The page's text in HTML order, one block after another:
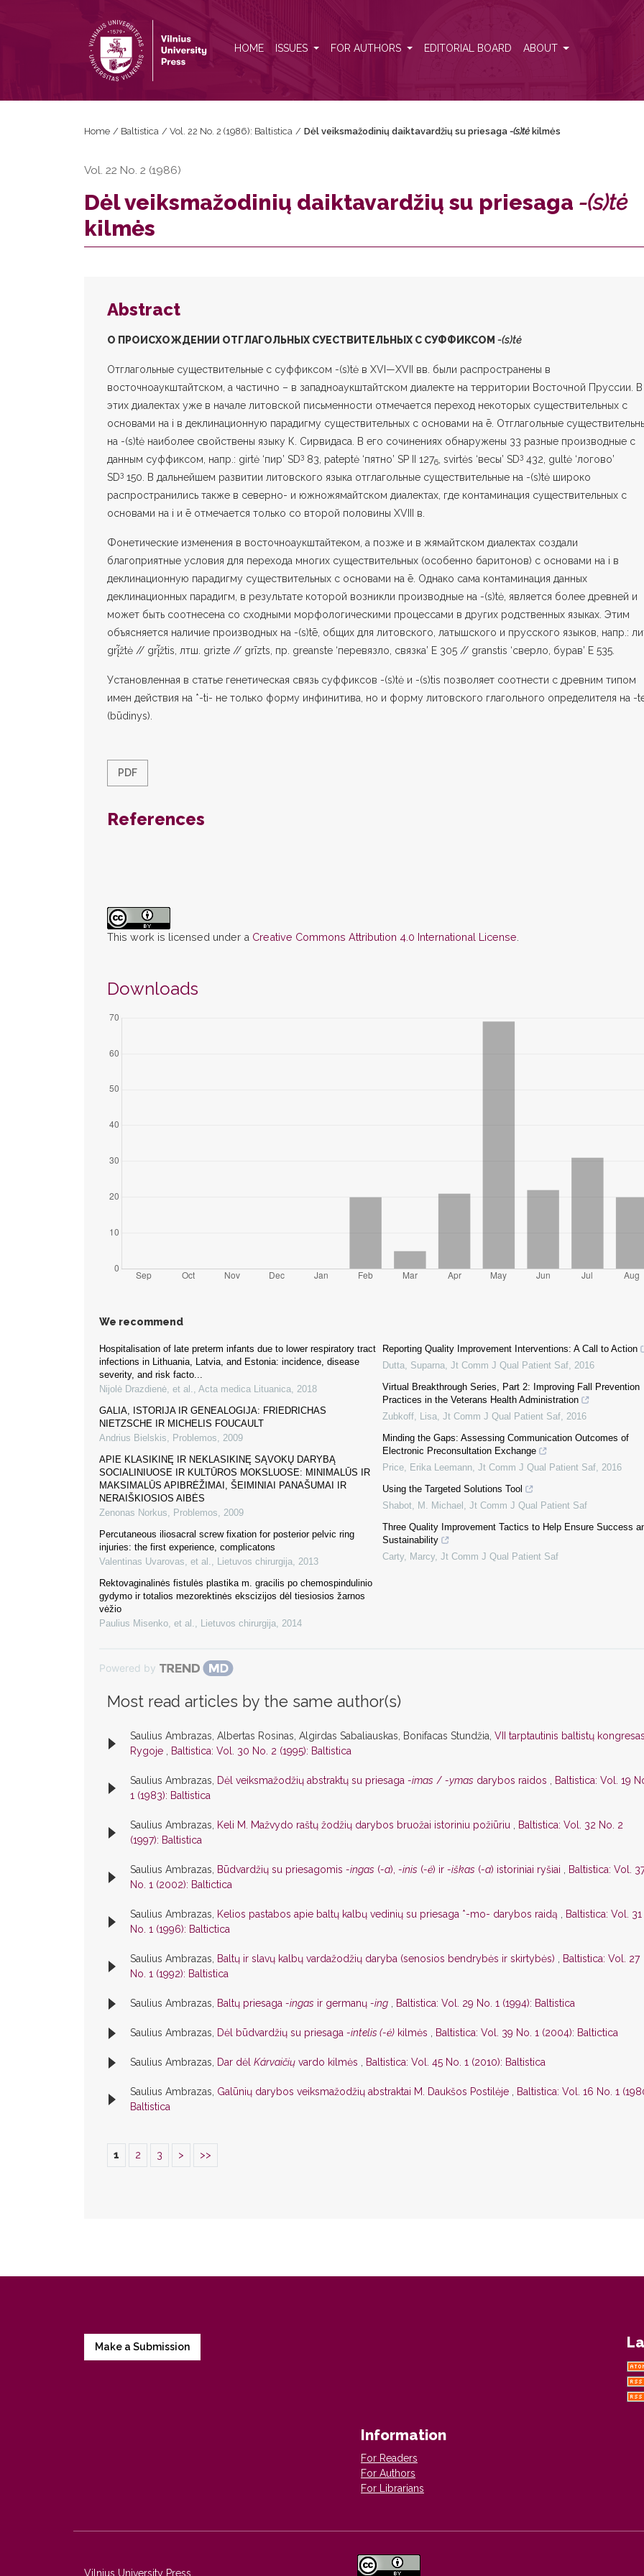
HOME ISSUES FOR AUTHORS EDITORIAL BOARD ABOUT
Home / Baltistica / Vol. 22 No. 2 (1986): Baltistica / Dėl veiksmažodinių daiktavardžių su priesaga -(s)tėkilmės
Vol. 22 No. 2 (1986)
Dėl veiksmažodinių daiktavardžių su priesaga -(s)tė
kilmės
Abstract
О ПРОИСХОЖДЕНИИ ОТГЛАГОЛЬНЫХ СУЕСТВИТЕЛЬНЫХ С СУФФИКСОМ -(s)tė
Отглагольные существительные с суффиксом -(s)tė в XVI—XVII вв. были распростра­нены в
восточноаукштайтском, а частично – в западноаукштайтском диалекте на террито­рии Восточной Пруссии. В
этих диалектах уже в начале литовской письменности отмеча­ется переход некоторых существительных с
основами на i в деклинационную парадигму существительных с основами на ē. Отглагольные
на -(s)tė наиболее свойствены языку К. Сирвидаса. В его сочинениях обнаружены 33 разные производ­ные с
данным суффиксом, напр.: girtė ‘пир’ SD3 83, pateptė ‘пятно’ SP II 1276, svirtės ‘весы’ SD3 432, gultė ‘логово’
SD3 150. В дальнейшем развитии литовского языка отглаголь­ные существительные на -(s)tė широко
распространились также в северно- и южножямайтском диалектах, где контаминация существительных с
основами на i и ē отмечается только со второй половины XVIII в.
Фонетические изменения в восточноаукштайтеком, а позже и в жямайтском диалектах создали
благоприятные условия для перехода многих существительных (особенно баритонов) с основами на i в
деклинационную парадигму существительных с основами на ē. Однако сама контаминация данных
деклинационных парадигм, в результате которой воз­никли производные на -(s)tė, является более древней и
может быть соотнесена со сходны­ми морфологическими процессами в других родственных языках. Этим
объясняется нали­чие производных на -(s)tē, общих для литовского, латышского и прусского языков, напр.:
grį̃žtė // grį̃žtis, лтш. grìzte // grīzts, пр. greanste ‘перевязло, связка’ E 305 // granstis ‘сверло, бурав’ E 535.
Установленная в статье генетическая связь суффиксов -(s)tė и -(s)tis позволяет соотнести с древним типом
имен действия на *-ti- не только форму инфинитива, но и форму литовско­го глагольного определителя на -
(būdinys).
PDF
References
This work is licensed under a Creative Commons Attribution 4.0 International License
Downloads
We recommend
Hospitalisation of late preterm infants due to lower respiratory tract
infections in Lithuania, Latvia, and Estonia: incidence, disease
severity, and risk facto...
Nijolė Drazdienė, et al., Acta medica Lituanica, 2018
GALIA, ISTORIJA IR GENEALOGIJA: FRIEDRICHAS
NIETZSCHE IR MICHELIS FOUCAULT
Andrius Bielskis, Problemos, 2009
APIE KLASIKINĘ IR NEKLASIKINĘ SĄVOKŲ DARYBĄ
SOCIALINIUOSE IR KULTŪROS MOKSLUOSE: MINIMALŪS IR
MAKSIMALŪS APIBRĖŽIMAI, ŠEIMINIAI PANAŠUMAI IR
NERAIŠKIOSIOS AIBĖS
Zenonas Norkus, Problemos, 2009
Percutaneous iliosacral screw fixation for posterior pelvic ring
injuries: the first experience, complicatons
Valentinas Uvarovas, et al., Lietuvos chirurgija, 2013
Rektovaginalinės fistulės plastika m. gracilis po chemospindulinio
gydymo ir totalios mezorektinės ekscizijos dėl tiesiosios žarnos
vėžio
Paulius Misenko, et al., Lietuvos chirurgija, 2014
Reporting Quality Improvement Interventions: A Call to Action
Dutta, Suparna, Jt Comm J Qual Patient Saf, 2016
Virtual Breakthrough Series, Part 2: Improving Fall Prevention
Practices in the Veterans Health Administration
Zubkoff, Lisa, Jt Comm J Qual Patient Saf, 2016
Minding the Gaps: Assessing Communication Outcomes of
Electronic Preconsultation Exchange
Price, Erika Leemann, Jt Comm J Qual Patient Saf, 2016
Using the Targeted Solutions Tool
Shabot, M. Michael , Jt Comm J Qual Patient Saf
Three Quality Improvement Tactics to Help Ensure Success
Sustainability
Carty, Marcy, Jt Comm J Qual Patient Saf
Powered by
Most read articles by the same author(s)
Saulius Ambrazas, Albertas Rosinas, Algirdas Sabaliauskas, Bonifacas Stundžia, VII tarptautinis baltistų
Rygoje , Baltistica: Vol. 30 No. 2 (1995): Baltistica
Saulius Ambrazas, Dėl veiksmažodžių abstraktų su priesaga -imas / -ymas darybos raidos , Baltistica: Vol. 19
1 (1983): Baltistica
Saulius Ambrazas, Keli M. Mažvydo raštų žodžių darybos bruožai istoriniu požiūriu , Baltistica: Vol. 32 No. 2
(1997): Baltistica
Saulius Ambrazas, Būdvardžių su priesagomis -ingas (-a), -inis (-ė) ir -iškas (-a) istoriniai ryšiai , Baltistica: Vol.
No. 1 (2002): Baltictica
Saulius Ambrazas, Kelios pastabos apie baltų kalbų vedinių su priesaga *-mo- darybos raidą , Baltistica: Vol. 31
No. 1 (1996): Baltictica
Saulius Ambrazas, Baltų ir slavų kalbų vardažodžių daryba (senosios bendrybės ir skirtybės) , Baltistica: Vol. 27
No. 1 (1992): Baltistica
Saulius Ambrazas, Baltų priesaga -ingas ir germanų -ing , Baltistica: Vol. 29 No. 1 (1994): Baltistica
Saulius Ambrazas, Dėl būdvardžių su priesaga -intelis (-ė) kilmės , Baltistica: Vol. 39 No. 1 (2004): Baltictica
Saulius Ambrazas, Dar dėl Kárvaičių vardo kilmės , Baltistica: Vol. 45 No. 1 (2010): Baltistica
Saulius Ambrazas, Galūnių darybos veiksmažodžių abstraktai M. Daukšos Postilėje , Baltistica: Vol. 16 No. 1
Baltistica
1 2 3 > >>
Make a Submission
Information
For Readers
For Authors
For Librarians
Vilnius University Press